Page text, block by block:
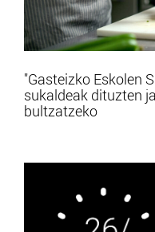
"Gasteizko Eskolen
sukaldeak dituzten
bultzatzeko